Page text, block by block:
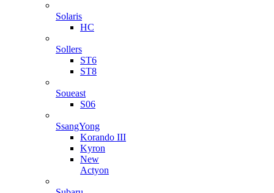
Solaris
HC
Sollers
ST6
ST8
Soueast
S06
SsangYong
Korando III
Kyron
New
Actyon